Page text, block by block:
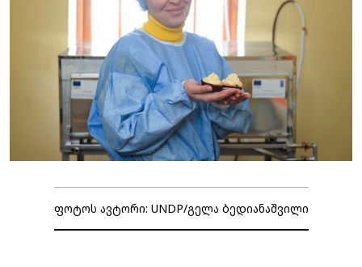
ფოტოს ავტორი: UNDP/გელა ბედიანაშვილი